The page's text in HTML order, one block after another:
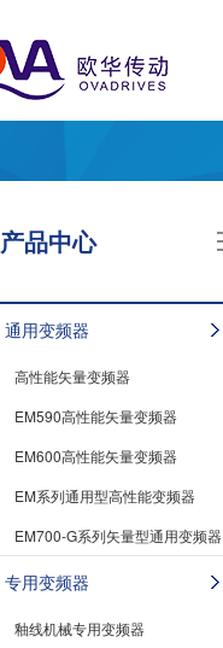
产品中心
通用变频器
高性能矢量变频器
EM590高性能矢量变频器
EM600高性能矢量变频器
EM系列通用型高性能变频器
EM700-G系列矢量型通用变频器
专用变频器
釉线机械专用变频器